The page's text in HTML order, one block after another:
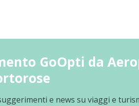
GoOpti da
e news su viaggi e